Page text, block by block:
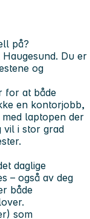
på?
Du er
og
for at både
en kontorjobb,
laptopen der
vil i stor grad
daglige
– også av deg
både
som